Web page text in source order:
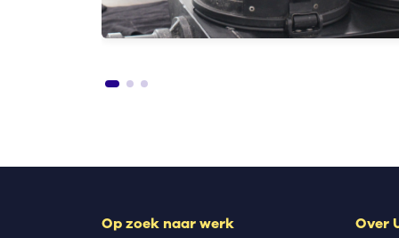
Op zoek naar werk Over